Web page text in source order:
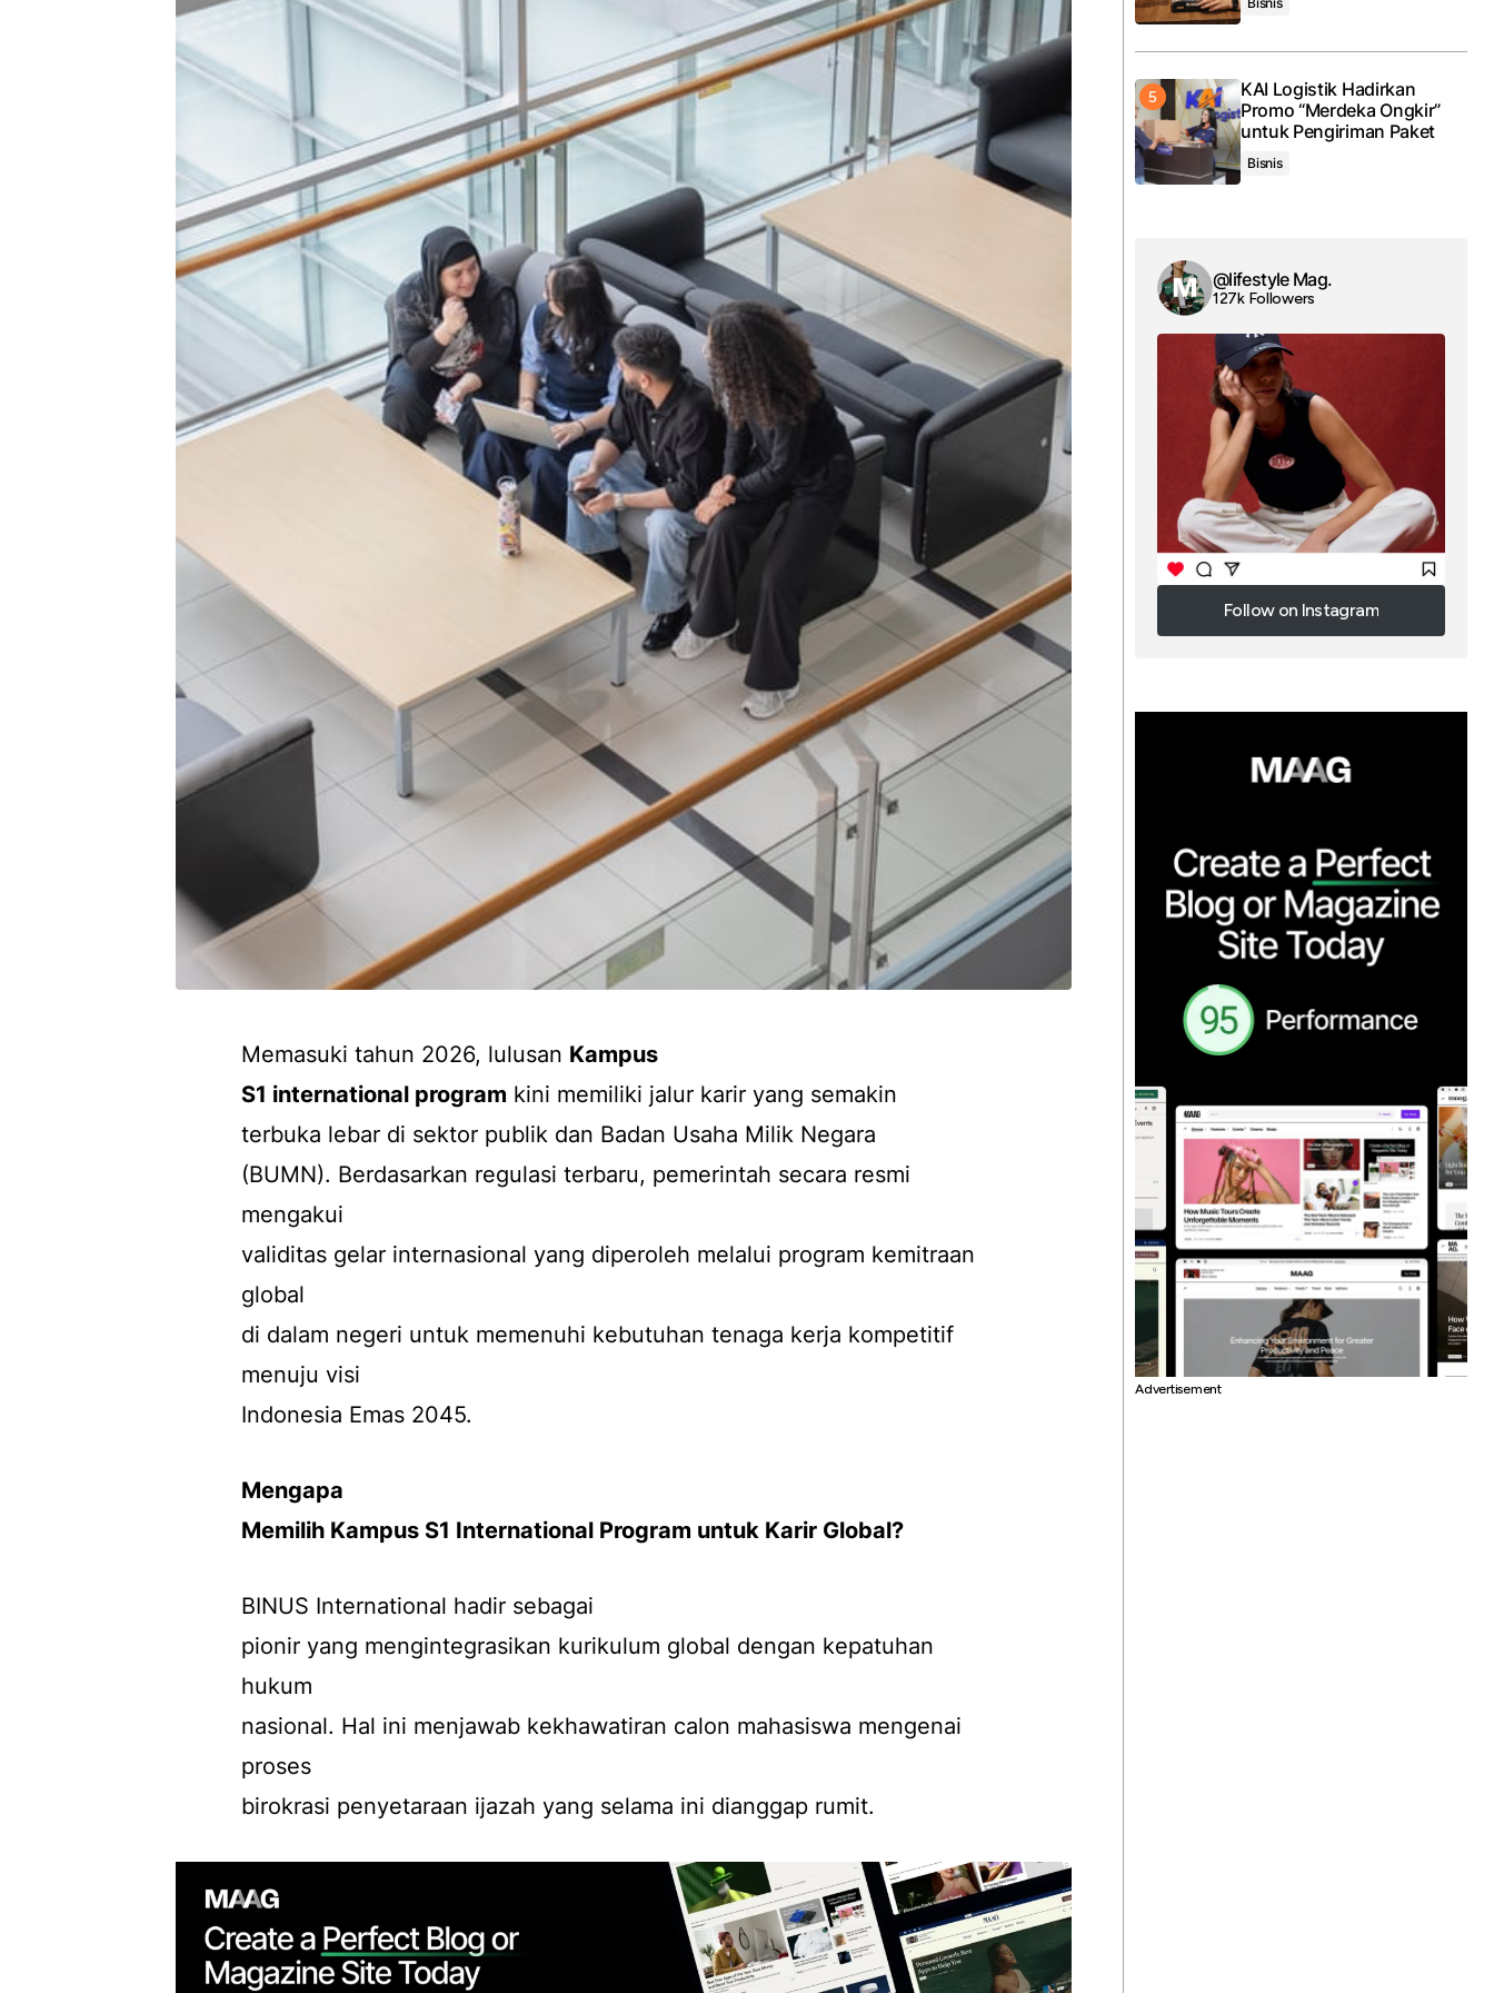
Memasuki tahun 2026, lulusan Kampus
S1 international program kini memiliki jalur karir yang semakin
terbuka lebar di sektor publik dan Badan Usaha Milik Negara
(BUMN). Berdasarkan regulasi terbaru, pemerintah secara resmi
mengakui
validitas gelar internasional yang diperoleh melalui program kemitraan
global
di dalam negeri untuk memenuhi kebutuhan tenaga kerja kompetitif
menuju visi
Indonesia Emas 2045.
Mengapa
Memilih Kampus S1 International Program untuk Karir Global?
BINUS International hadir sebagai
pionir yang mengintegrasikan kurikulum global dengan kepatuhan
hukum
nasional. Hal ini menjawab kekhawatiran calon mahasiswa mengenai
proses
birokrasi penyetaraan ijazah yang selama ini dianggap rumit.
KAI Logistik Hadirkan
Promo “Merdeka Ongkir”
untuk Pengiriman Paket
Bisnis
@lifestyle Mag.
127k Followers
Follow on Instagram
Follow on Instagram
Advertisement